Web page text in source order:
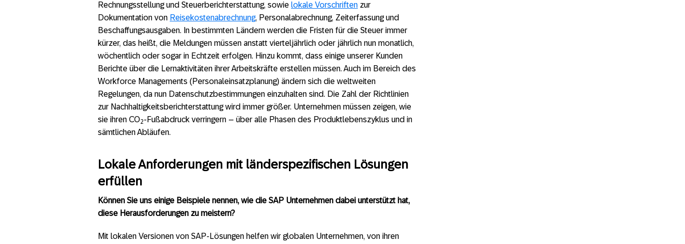
Rechnungsstellung und Steuerberichterstattung, sowie lokale Vorschriften zur
Dokumentation von Reisekostenabrechnung, Personalabrechnung, Zeiterfassung und
Beschaffungsausgaben. In bestimmten Ländern werden die Fristen für die Steuer immer
kürzer, das heißt, die Meldungen müssen anstatt vierteljährlich oder jährlich nun monatlich,
wöchentlich oder sogar in Echtzeit erfolgen. Hinzu kommt, dass einige unserer Kunden
Berichte über die Lernaktivitäten ihrer Arbeitskräfte erstellen müssen. Auch im Bereich des
Workforce Managements (Personaleinsatzplanung) ändern sich die weltweiten
Regelungen, da nun Datenschutzbestimmungen einzuhalten sind. Die Zahl der Richtlinien
zur Nachhaltigkeitsberichterstattung wird immer größer. Unternehmen müssen zeigen, wie
sie ihren CO2-Fußabdruck verringern – über alle Phasen des Produktlebenszyklus und in
sämtlichen Abläufen.
Lokale Anforderungen mit länderspezifischen Lösungen
erfüllen
Können Sie uns einige Beispiele nennen, wie die SAP Unternehmen dabei unterstützt hat,
diese Herausforderungen zu meistern?
Mit lokalen Versionen von SAP-Lösungen helfen wir globalen Unternehmen, von ihren